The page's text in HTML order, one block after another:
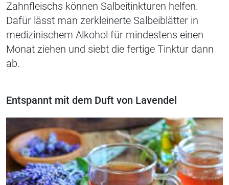
Zahnfleischs können Salbeitinkturen helfen.
Dafür lässt man zerkleinerte Salbeiblätter in
medizinischem Alkohol für mindestens einen
Monat ziehen und siebt die fertige Tinktur dann
ab.
Entspannt mit dem Duft von Lavendel